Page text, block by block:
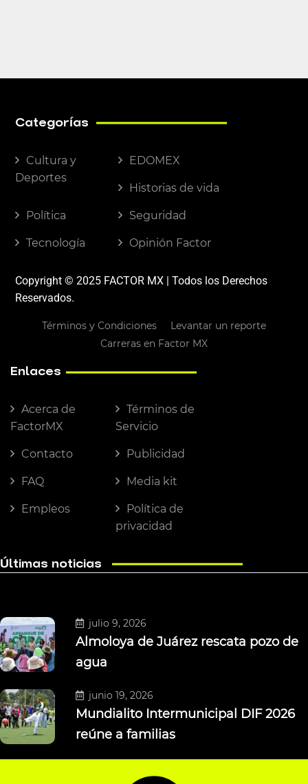
Categorías
Cultura y
Deportes
EDOMEX
Historias de vida
Política Seguridad
Tecnología Opinión Factor
Copyright © 2025 FACTOR MX | Todos los Derechos
Reservados.
Términos y Condiciones
Levantar un reporte
Carreras en Factor MX
Enlaces
Acerca de
FactorMX
Términos de
Servicio
Contacto Publicidad
FAQ Media kit
Empleos
Política de
privacidad
Últimas noticias
julio 9, 2026
Almoloya de Juárez rescata pozo de
agua
junio 19, 2026
Mundialito Intermunicipal DIF 2026
reúne a familias